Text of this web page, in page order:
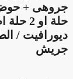
جروهى +
حلة او
ديورافيت /
جريش